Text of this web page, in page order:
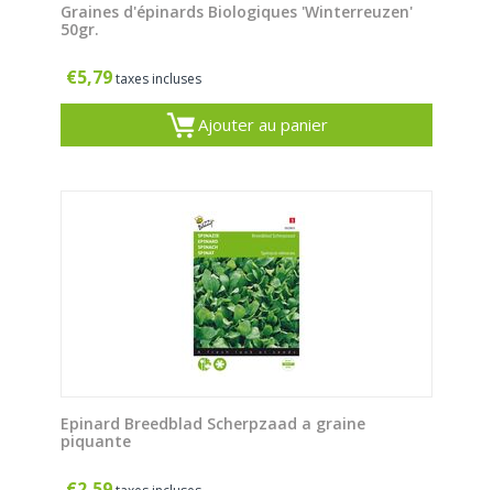
Graines d'épinards Biologiques 'Winterreuzen'
50gr.
€5,79taxes incluses
Ajouter au panier
Epinard Breedblad Scherpzaad a graine
piquante